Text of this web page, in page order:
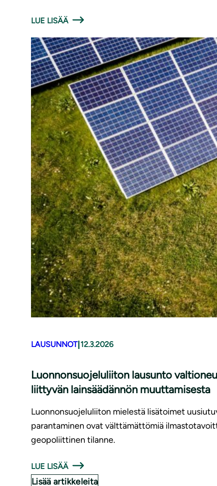
LUE LISÄÄ
LAUSUNNOT| 12.3.2026
Luonnonsuojeluliiton lausunto
liittyvän lainsäädännön muuttamisesta
Luonnonsuojeluliiton mielestä lisätoimet
parantaminen ovat välttämättömiä
geopoliittinen tilanne.
LUE LISÄÄ
Lisää artikkeleita